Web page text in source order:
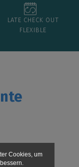
LATE CHECK OUT
FLEXIBLE
Cookies, um